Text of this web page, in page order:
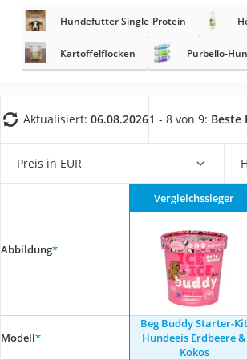
Hundefutter Single-Protein
Kartoffelflocken Purbello-
Aktualisiert: 06.08.20261 - 8 von 9: Beste
Preis in EUR
Abbildung*
Vergleichssieger
Modell*
Beg Buddy Starter-Kit
Hundeeis Erdbeere &
Kokos